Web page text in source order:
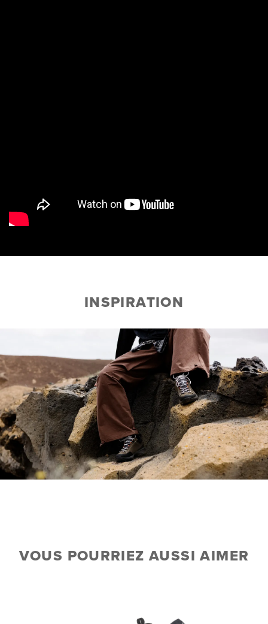
INSPIRATION
VOUS POURRIEZ AUSSI AIMER